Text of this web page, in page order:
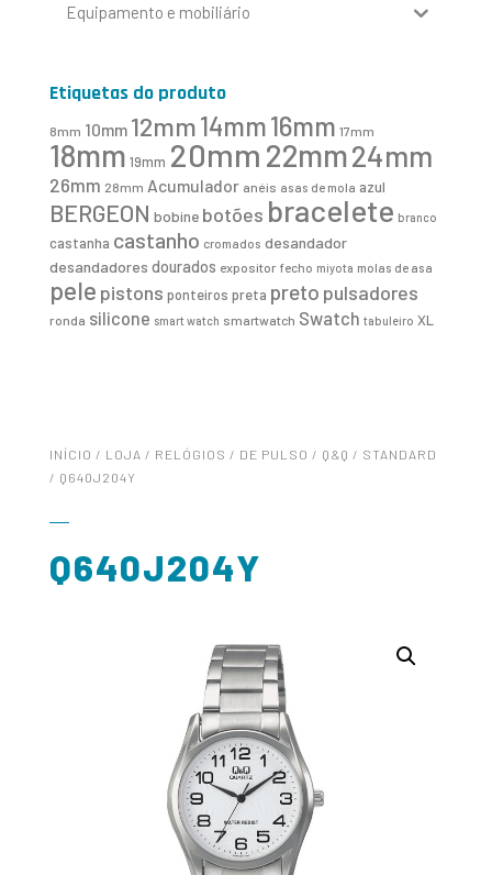
Equipamento e mobiliário
Etiquetas do produto
8mm 10mm 12mm14mm16mm 17mm
18mm 19mm 20mm 22mm24mm
26mm 28mm Acumulador anéis asas de mola azul
BERGEON bobine botões bracelete branco
castanha castanho cromados desandador
desandadores dourados expositor fecho miyota molas de asa
pele pistons ponteiros preta preto pulsadores
ronda silicone smart watch smartwatch Swatch tabuleiro XL
INÍCIO / LOJA / RELÓGIOS / DE PULSO / Q&Q / STANDARD
/ Q640J204Y
Q640J204Y